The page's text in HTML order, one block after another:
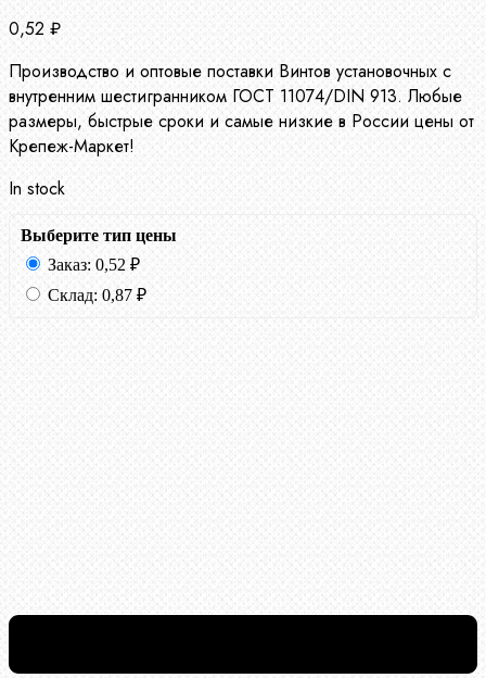
0,52 ₽
Производство и оптовые поставки Винтов установочных с
внутренним шестигранником ГОСТ 11074/DIN 913. Любые
размеры, быстрые сроки и самые низкие в России цены от
Крепеж-Маркет!
In stock
Выберите тип цены
Заказ: 0,52 ₽
Склад: 0,87 ₽